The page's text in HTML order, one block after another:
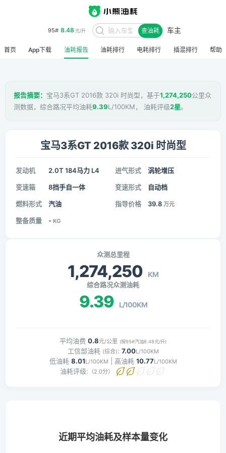
95# 8.48 元/升 查油耗 车主
首页 App下载 油耗报告 油耗排行 电耗排行 插混排行 帮助
报告摘要： 宝马3系GT 2016款 320i 时尚型，基于1,274,250公里众
测数据，综合路况平均油耗9.39L/100KM， 油耗评级2星。
宝马3系GT 2016款 320i 时尚型
发动机 2.0T 184马力 L4 进气形式 涡轮增压
变速箱 8挡手自一体 变速形式 自动档
燃料形式 汽油 指导价格 39.8 万元
整备质量 - KG
众测总里程
1,274,250 KM
综合路况众测油耗
9.39 L/100KM
平均油费 0.8元/公里 (按95#汽油8.48元/升)
工信部油耗 (综合): 7.00L/100KM
低油耗 8.01L/100KM | 高油耗 10.77L/100KM
油耗评级: （2.0分）